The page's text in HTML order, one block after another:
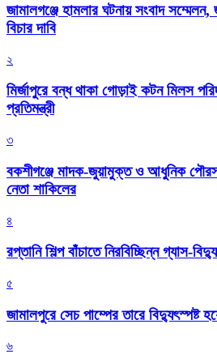
জামালগঞ্জে হামলার ঘটনায় সংবাদ
বিচার দাবি
২
মির্জাপুরে বন্ধ থাকা গোড়াই কটন মিলস
প্রতিমন্ত্রী
৩
বকশীগঞ্জে মাদক-জুয়ামুক্ত ও আধুনিক
নেতা শাকিলের
৪
রপ্তানি শিল্প বাঁচাতে নিরবিচ্ছিন্ন গ্যাস-
৫
জামালপুরে সেচ পাম্পের তারে বিদ্যুৎস্পষ্ট
৬